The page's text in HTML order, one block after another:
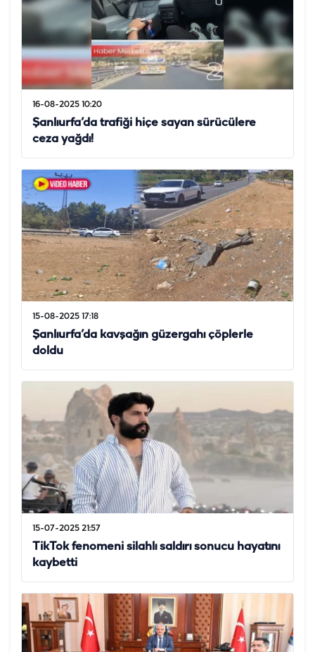
16-08-2025 10:20
Şanlıurfa’da trafiği hiçe sayan sürücülere
ceza yağdı!
15-08-2025 17:18
Şanlıurfa’da kavşağın güzergahı çöplerle
doldu
15-07-2025 21:57
TikTok fenomeni silahlı saldırı sonucu hayatını
kaybetti